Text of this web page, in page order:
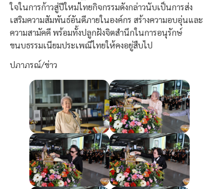
ใจในการก้าวสู่ปีใหม่ไทยกิจกรรมดังกล่าวนับเป็นการส่ง
เสริมความสัมพันธ์อันดีภายในองค์กร สร้างความอบอุ่นและ
ความสามัคคี พร้อมทั้งปลูกฝังจิตสำนึกในการอนุรักษ์
ขนบธรรมเนียมประเพณีไทยให้คงอยู่สืบไป
ปภาภรณ์/ข่าว